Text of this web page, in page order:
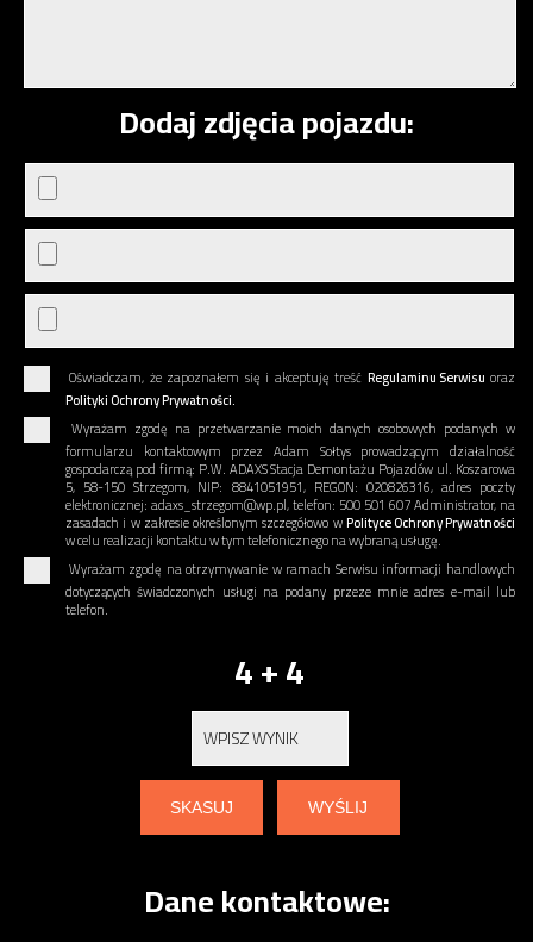
Dodaj zdjęcia pojazdu:
Oświadczam, że zapoznałem się i akceptuję treść Regulaminu Serwisu oraz
Polityki Ochrony Prywatności.
Wyrażam zgodę na przetwarzanie moich danych osobowych podanych w
formularzu kontaktowym przez Adam Sołtys prowadzącym działalność
gospodarczą pod firmą: P.W. ADAXS Stacja Demontażu Pojazdów ul. Koszarowa
5, 58-150 Strzegom, NIP: 8841051951, REGON: 020826316, adres poczty
elektronicznej: adaxs_strzegom@wp.pl, telefon: 500 501 607 Administrator, na
zasadach i w zakresie określonym szczegółowo wPolityce Ochrony Prywatności
w celu realizacji kontaktu w tym telefonicznego na wybraną usługę.
Wyrażam zgodę na otrzymywanie w ramach Serwisu informacji handlowych
dotyczących świadczonych usługi na podany przeze mnie adres e-mail lub
telefon.
4 + 4
Dane kontaktowe: